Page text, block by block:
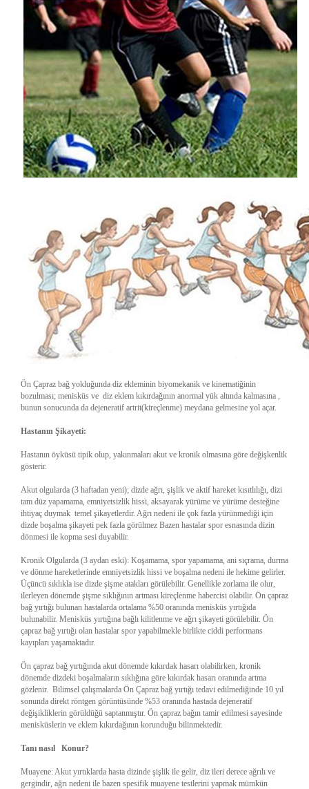
Ön Çapraz bağ yokluğunda diz ekleminin biyomekanik ve kinematiğinin
bozulması; menisküs ve diz eklem kıkırdağının anormal yük altında kalmasına ,
bunun sonucunda da dejeneratif artrit(kireçlenme) meydana gelmesine yol açar.
Hastanın Şikayeti:
Hastanın öyküsü tipik olup, yakınmaları akut ve kronik olmasına göre değişkenlik
gösterir.
Akut olgularda (3 haftadan yeni); dizde ağrı, şişlik ve aktif hareket kısıtlılığı, dizi
tam düz yapamama, emniyetsizlik hissi, aksayarak yürüme ve yürüme desteğine
ihtiyaç duymak temel şikayetlerdir. Ağrı nedeni ile çok fazla yürünmediği için
dizde boşalma şikayeti pek fazla görülmez Bazen hastalar spor esnasında dizin
dönmesi ile kopma sesi duyabilir.
Kronik Olgularda (3 aydan eski): Koşamama, spor yapamama, ani sıçrama, durma
ve dönme hareketlerinde emniyetsizlik hissi ve boşalma nedeni ile hekime gelirler.
Üçüncü sıklıkla ise dizde şişme atakları görülebilir. Genellikle zorlama ile olur,
ilerleyen dönemde şişme sıklığının artması kireçlenme habercisi olabilir. Ön çapraz
bağ yırtığı bulunan hastalarda ortalama %50 oranında menisküs yırtığıda
bulunabilir. Menisküs yırtığına bağlı kilitlenme ve ağrı şikayeti görülebilir. Ön
çapraz bağ yırtığı olan hastalar spor yapabilmekle birlikte ciddi performans
kayıpları yaşamaktadır.
Ön çapraz bağ yırtığında akut dönemde kıkırdak hasarı olabilirken, kronik
dönemde dizdeki boşalmaların sıklığına göre kıkırdak hasarı oranında artma
gözlenir. Bilimsel çalışmalarda Ön Çapraz bağ yırtığı tedavi edilmediğinde 10 yıl
sonunda direkt röntgen görüntüsünde %53 oranında hastada dejeneratif
değişikliklerin görüldüğü saptanmıştır. Ön çapraz bağın tamir edilmesi sayesinde
menisküslerin ve eklem kıkırdağının korunduğu bilinmektedir.
Tanı nasıl Konur?
Muayene: Akut yırtıklarda hasta dizinde şişlik ile gelir, diz ileri derece ağrılı ve
gergindir, ağrı nedeni ile bazen spesifik muayene testlerini yapmak mümkün